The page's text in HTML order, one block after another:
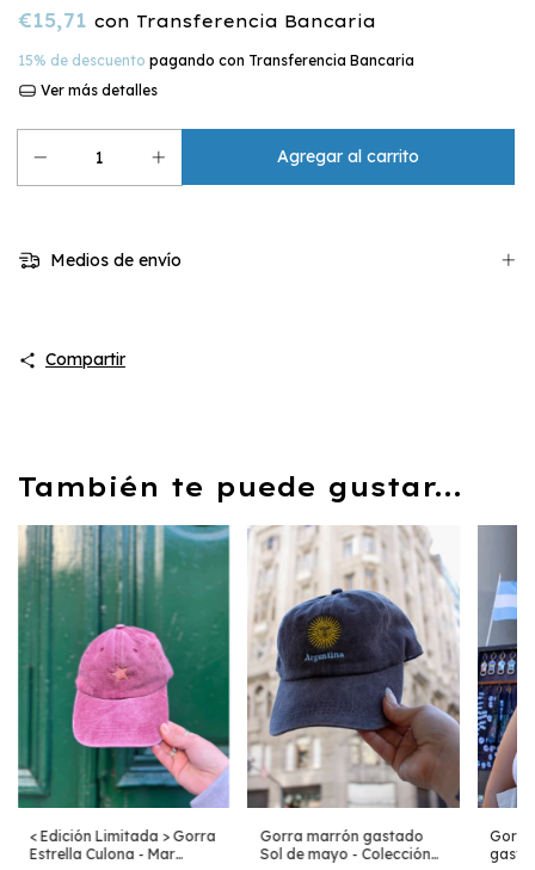
€15,71 con Transferencia Bancaria
15% de descuento pagando con Transferencia Bancaria
Ver más detalles
Medios de envío
Compartir
También te puede gustar...
< Edición Limitada > Gorra
Estrella Culona - Mar
Gorra marrón gastado
Sol de mayo - Colección
Gorra